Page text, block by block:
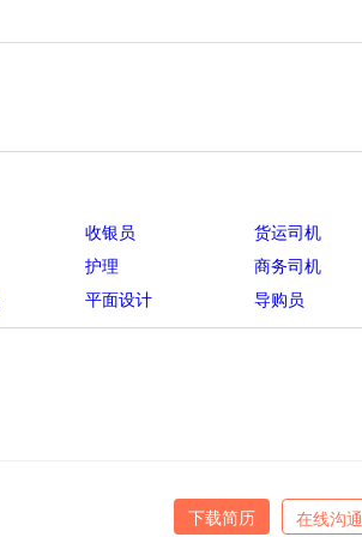
收银员
货运司机
护理
商务司机
平面设计 导购员
在线沟通
下载简历